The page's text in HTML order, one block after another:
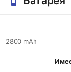
2800 mAh